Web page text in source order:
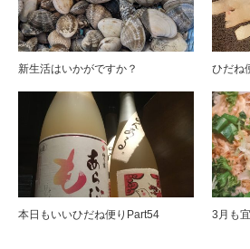
新生活はいかがですか？ ひだね
本日もいいひだね便りPart54 3月も